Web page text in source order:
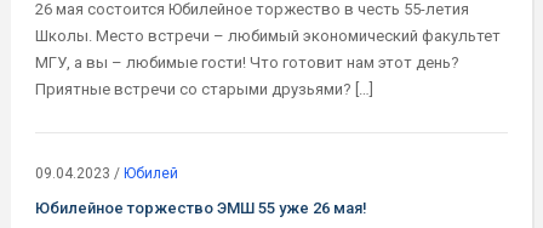
26 мая состоится​ Юбилейное торжество​ в честь 55-летия
Школы. Место встречи​ – любимый​ экономический​ факультет
МГУ, а вы – любимые гости!​​ Что готовит нам этот день?
Приятные встречи со старыми друзьями? […]
09.04.2023 / Юбилей
Юбилейное торжество ЭМШ 55 уже 26 мая!